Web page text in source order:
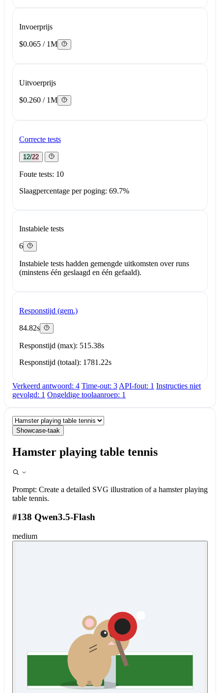
Invoerprijs
$0.065 / 1M
Uitvoerprijs
$0.260 / 1M
Correcte tests
12/22
Foute tests: 10
Slaagpercentage per poging: 69.7%
Instabiele tests
6
Instabiele tests hadden gemengde uitkomsten over runs
(minstens één geslaagd en één gefaald).
Responstijd (gem.)
84.82s
Responstijd (max): 515.38s
Responstijd (totaal): 1781.22s
Verkeerd antwoord: 4 Time-out: 3 API-fout: 1 Instructies niet
gevolgd: 1 Ongeldige toolaanroep: 1
Showcase-taak
Hamster playing table tennis
Prompt: Create a detailed SVG illustration of a hamster playing
table tennis.
#138 Qwen3.5-Flash
medium